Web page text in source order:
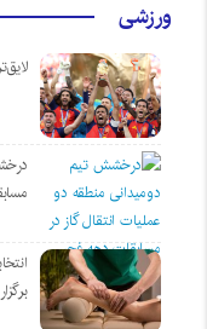
ورزشی